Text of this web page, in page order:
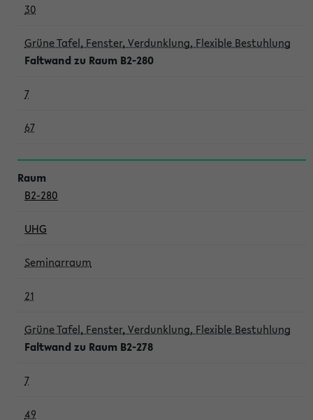
30
Grüne Tafel, Fenster, Verdunklung, Flexible Bestuhlung
Faltwand zu Raum B2-280
7
67
B2-280
UHG
Seminarraum
21
Grüne Tafel, Fenster, Verdunklung, Flexible Bestuhlung
Faltwand zu Raum B2-278
7
49